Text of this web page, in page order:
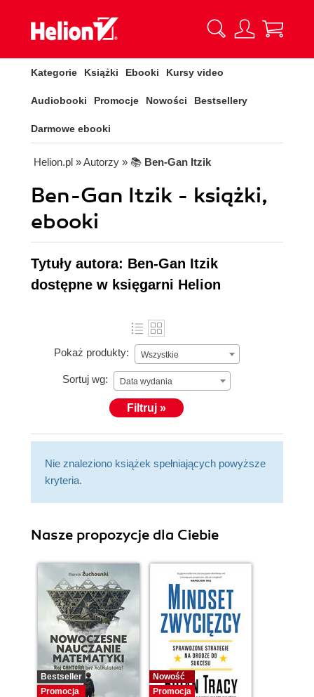
Kategorie Książki Ebooki Kursy video
Audiobooki Promocje Nowości Bestsellery
Darmowe ebooki
Helion.pl » Autorzy » 📚 Ben-Gan Itzik
Ben-Gan Itzik - książki,
ebooki
Tytuły autora: Ben-Gan Itzik
dostępne w księgarni Helion
Pokaż produkty: Wszystkie
Sortuj wg: Data wydania
Filtruj »
Nie znaleziono książek spełniających powyższe
kryteria.
Nasze propozycje dla Ciebie
Bestseller
Promocja
Nowość
Promocja